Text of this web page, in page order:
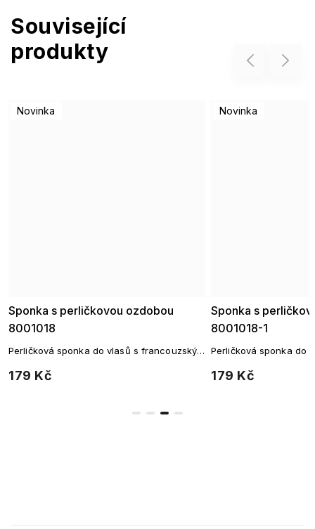
Související
produkty
Previous
Novinka
Sponka s perličkovou ozdobou
8001018
179 Kč
Perličková sponka do vlasů s francouzským
Novinka
Sponka s
8001018-1
179 Kč
Perličková sponka do
Next